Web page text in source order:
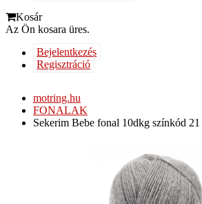
Kosár
Az Ön kosara üres.
Bejelentkezés
Regisztráció
motring.hu
FONALAK
Sekerim Bebe fonal 10dkg színkód 21